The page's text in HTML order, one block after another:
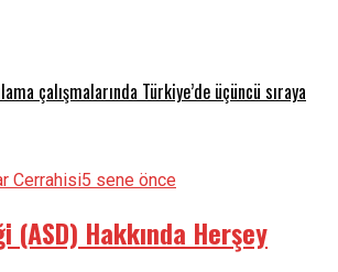
çalışmalarında Türkiye’de üçüncü sıraya
Cerrahisi5 sene önce
(ASD) Hakkında Herşey